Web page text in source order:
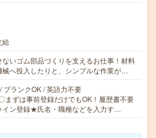
給
ないゴム部品づくりを支えるお仕事！材料
械へ投入したりと、シンプルな作業が…
ブランクOK / 英語力不要
まずは事前登録だけでもOK！履歴書不要
イン登録★氏名・職種などを入力す…